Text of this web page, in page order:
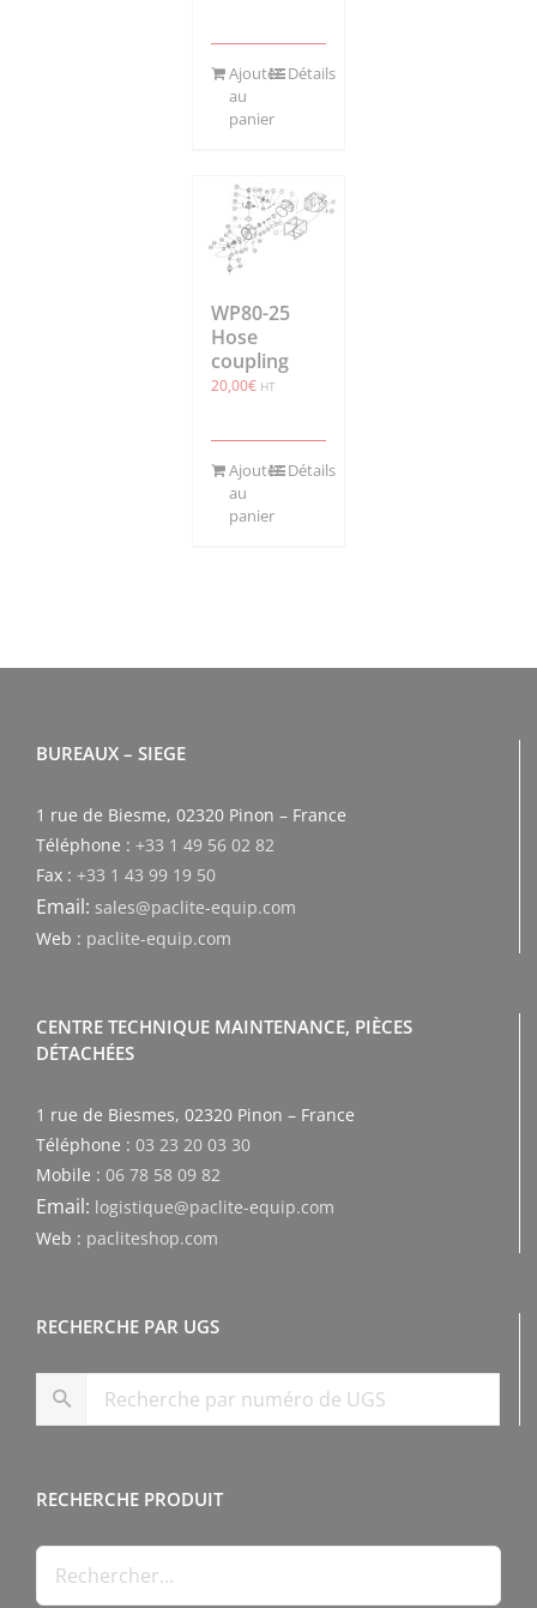
Ajouter
au
panier
Détails
WP80-25
Hose
coupling
20,00€ HT
Ajouter
au
panier
Détails
BUREAUX – SIEGE
1 rue de Biesme, 02320 Pinon – France
Téléphone : +33 1 49 56 02 82
Fax : +33 1 43 99 19 50
Email: sales@paclite-equip.com
Web : paclite-equip.com
CENTRE TECHNIQUE MAINTENANCE, PIÈCES
DÉTACHÉES
1 rue de Biesmes, 02320 Pinon – France
Téléphone : 03 23 20 03 30
Mobile : 06 78 58 09 82
Email: logistique@paclite-equip.com
Web : pacliteshop.com
RECHERCHE PAR UGS
RECHERCHE PRODUIT